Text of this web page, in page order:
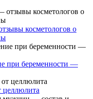
косметологов о
при беременности —
целлюлита